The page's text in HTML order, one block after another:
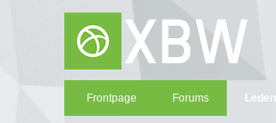
Frontpage Forums Leden